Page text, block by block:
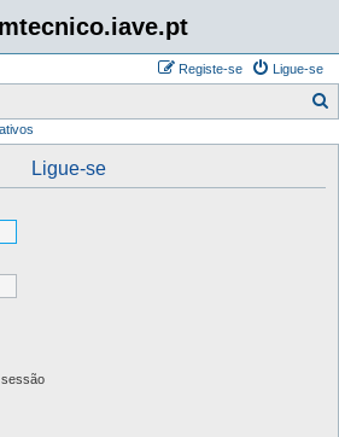
Ligue-se
Registe-se
Ligue-se